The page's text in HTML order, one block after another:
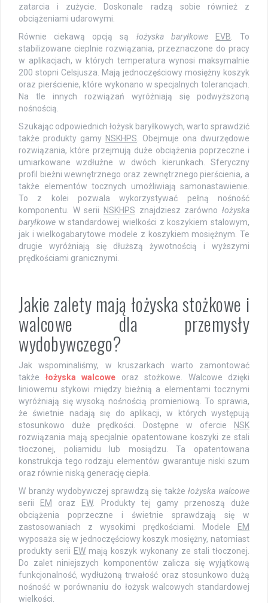
zatarcia i zużycie. Doskonale radzą sobie również z
obciążeniami udarowymi.
Równie ciekawą opcją są łożyska baryłkowe EVB . To
stabilizowane cieplnie rozwiązania, przeznaczone do pracy
w aplikacjach, w których temperatura wynosi maksymalnie
200 stopni Celsjusza. Mają jednoczęściowy mosiężny koszyk
oraz pierścienie, które wykonano w specjalnych tolerancjach.
Na tle innych rozwiązań wyróżniają się podwyższoną
nośnością.
Szukając odpowiednich łożysk baryłkowych, warto sprawdzić
także produkty gamy NSKHPS . Obejmuje ona dwurzędowe
rozwiązania, które przejmują duże obciążenia poprzeczne i
umiarkowane wzdłużne w dwóch kierunkach. Sferyczny
profil bieżni wewnętrznego oraz zewnętrznego pierścienia, a
także elementów tocznych umożliwiają samonastawienie.
To z kolei pozwala wykorzystywać pełną nośność
komponentu. W serii
NSKHPS znajdziesz zarówno łożyska
baryłkowe w standardowej wielkości z koszykiem stalowym,
jak i wielkogabarytowe modele z koszykiem mosiężnym. Te
drugie wyróżniają się dłuższą żywotnością i wyższymi
prędkościami granicznymi.
Jakie zalety mają łożyska stożkowe i
walcowe dla przemysły
wydobywczego?
Jak wspominaliśmy, w kruszarkach warto zamontować
także łożyska walcowe oraz stożkowe. Walcowe dzięki
liniowemu stykowi między bieżnią a elementami tocznymi
wyróżniają się wysoką nośnością promieniową. To sprawia,
że świetnie nadają się do aplikacji, w których występują
stosunkowo duże prędkości. Dostępne w ofercie
NSK
rozwiązania mają specjalnie opatentowane koszyki ze stali
tłoczonej, poliamidu lub mosiądzu. Ta opatentowana
konstrukcja tego rodzaju elementów gwarantuje niski szum
oraz równie niską generację ciepła.
W branży wydobywczej sprawdzą się takżełożyska walcowe
serii
EM oraz EW. Produkty tej gamy przenoszą duże
obciążenia poprzeczne i świetnie sprawdzają się w
zastosowaniach z wysokimi prędkościami. Modele
EM
wyposaża się w jednoczęściowy koszyk mosiężny, natomiast
produkty serii EW mają koszyk wykonany ze stali tłoczonej.
Do zalet niniejszych komponentów zalicza się wyjątkową
funkcjonalność, wydłużoną trwałość oraz stosunkowo dużą
nośność w porównaniu do łożysk walcowych standardowej
wielkości.